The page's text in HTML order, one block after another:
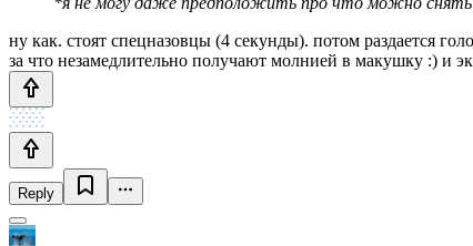
ну как. стоят спецназовцы (4 секунды). потом раздается
за что незамедлительно получают молнией в макушку :) и
Reply